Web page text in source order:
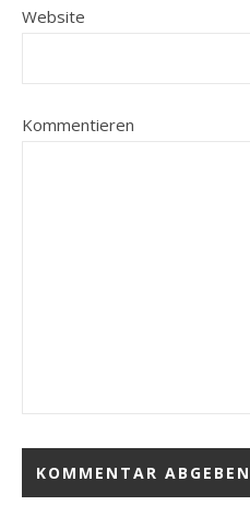
Website
Kommentieren